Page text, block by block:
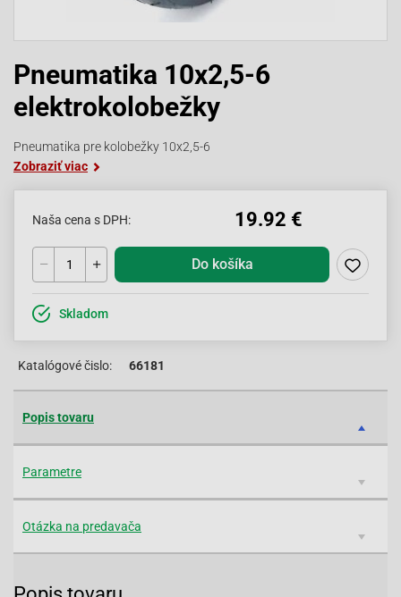
Pneumatika 10x2,5-6
elektrokolobežky
Pneumatika pre kolobežky 10x2,5-6
Zobraziť viac
Naša cena s DPH: 19.92 €
Do košíka
Skladom
Katalógové čislo: 66181
Popis tovaru
Parametre
Otázka na predavača